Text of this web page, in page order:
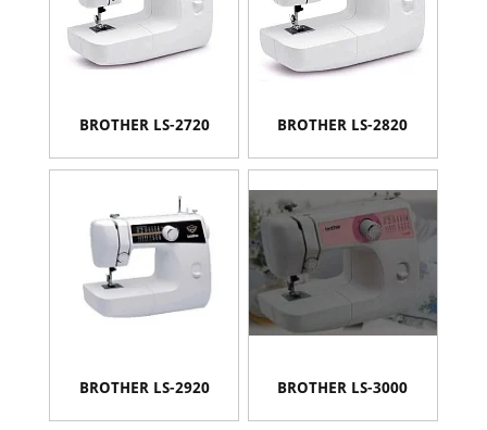
BROTHER LS-2720 BROTHER LS-2820
BROTHER LS-2920 BROTHER LS-3000